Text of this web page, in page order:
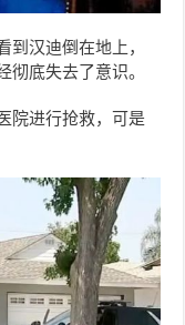
到汉迪倒在地上，
彻底失去了意识。
院进行抢救，可是